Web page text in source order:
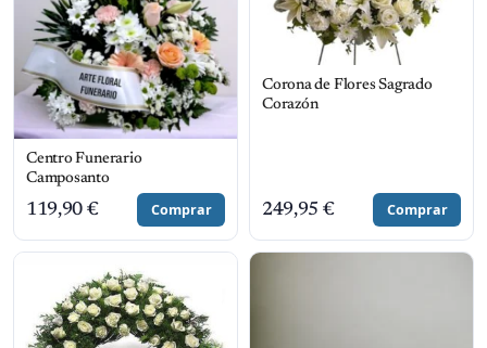
Centro Funerario
Camposanto
119,90 € Comprar
Corona de Flores Sagrado
Corazón
249,95 € Comprar